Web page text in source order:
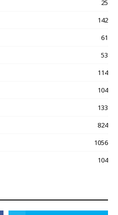
25
142
61
53
114
104
133
824
1056
104